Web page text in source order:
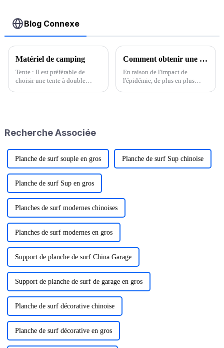
Blog Connexe
Matériel de camping
Tente : Il est préférable de
choisir une tente à double
bonne...
Comment obtenir une meilleure expérience lors d'un premier camping ?
En raison de l'impact de
l'épidémie, de plus en plus
Recherche Associée
Planche de surf souple en gros Planche de surf Sup chinoise
Planche de surf Sup en gros
Planches de surf modernes chinoises
Planches de surf modernes en gros
Support de planche de surf China Garage
Support de planche de surf de garage en gros
Planche de surf décorative chinoise
Planche de surf décorative en gros